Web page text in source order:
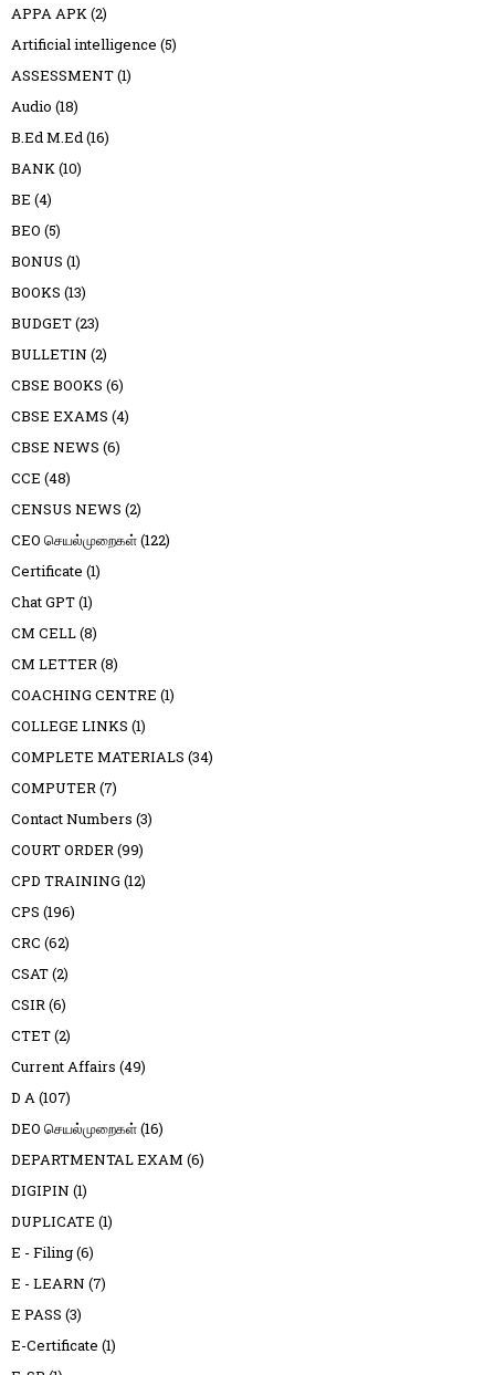
APPA APK(2)
Artificial intelligence (5)
ASSESSMENT(1)
Audio (18)
B.Ed M.Ed(16)
BANK(10)
BE (4)
BEO (5)
BONUS (1)
BOOKS (13)
BUDGET(23)
BULLETIN (2)
CBSE BOOKS (6)
CBSE EXAMS (4)
CBSE NEWS (6)
CCE (48)
CENSUS NEWS (2)
CEO செயல்முறைகள்(122)
Certificate (1)
Chat GPT(1)
CM CELL(8)
CM LETTER(8)
COACHING CENTRE (1)
COLLEGE LINKS (1)
COMPLETE MATERIALS (34)
COMPUTER(7)
Contact Numbers (3)
COURT ORDER(99)
CPD TRAINING (12)
CPS (196)
CRC (62)
CSAT(2)
CSIR(6)
CTET(2)
Current Affairs (49)
D A(107)
DEO செயல்முறைகள்(16)
DEPARTMENTAL EXAM (6)
DIGIPIN (1)
DUPLICATE (1)
E - Filing(6)
E - LEARN (7)
E PASS (3)
E-Certificate (1)